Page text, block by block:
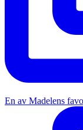
En av Madelens